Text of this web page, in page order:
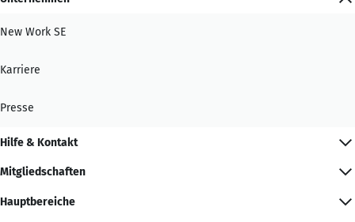
New Work SE
Karriere
Presse
Hilfe & Kontakt
Mitgliedschaften
Hauptbereiche